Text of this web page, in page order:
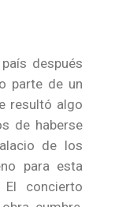
después
parte de un
resultó algo
de haberse
de los
para esta
El concierto